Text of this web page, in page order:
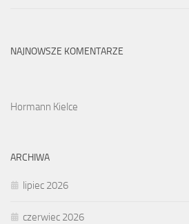
NAJNOWSZE KOMENTARZE
Hormann Kielce
ARCHIWA
lipiec 2026
czerwiec 2026